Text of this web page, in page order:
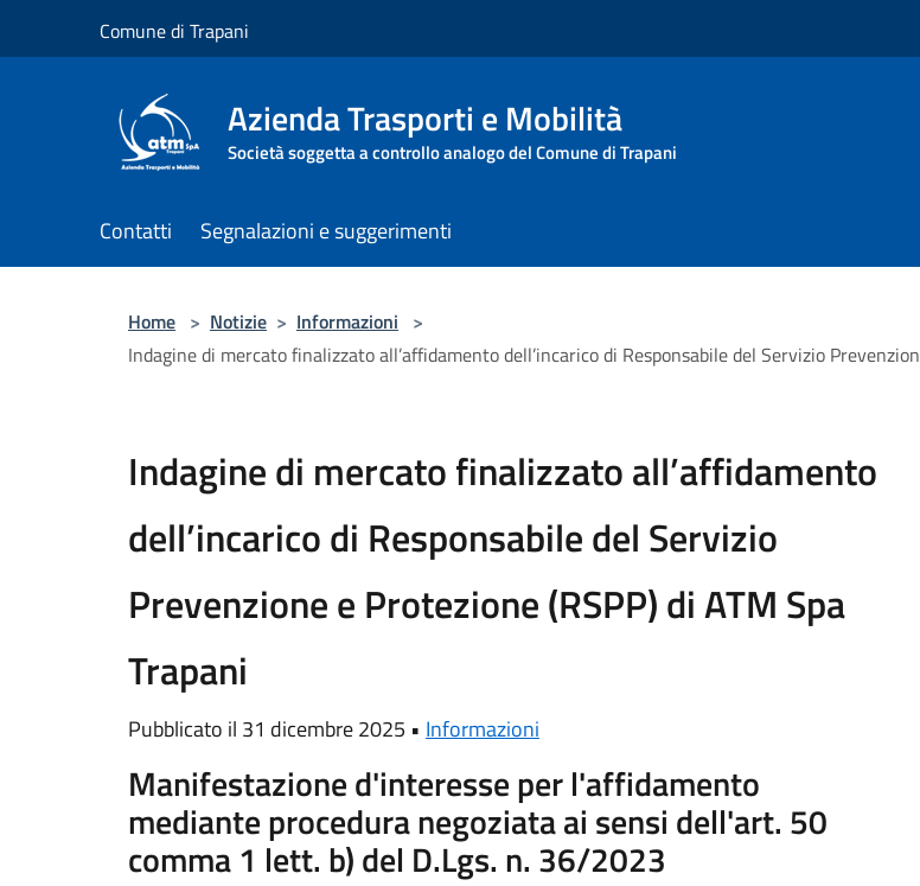
Comune di Trapani
Azienda Trasporti e Mobilità
Società soggetta a controllo analogo del Comune di Trapani
Contatti Segnalazioni e suggerimenti
Home > Notizie > Informazioni >
Indagine di mercato finalizzato all’affidamento dell’incarico di Responsabile del Servizio
Indagine di mercato finalizzato all’affidamento
dell’incarico di Responsabile del Servizio
Prevenzione e Protezione (RSPP) di ATM Spa
Trapani
Pubblicato il 31 dicembre 2025 • Informazioni
Manifestazione d'interesse per l'affidamento
mediante procedura negoziata ai sensi dell'art. 50
comma 1 lett. b) del D.Lgs. n. 36/2023